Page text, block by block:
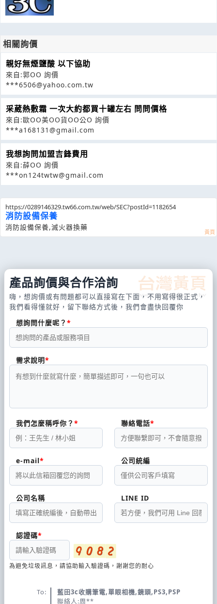
相關詢價
親好無煙鹽酸 以下協助
來自:郭OO 詢價
***6506@yahoo.com.tw
采葳熱敷霜 一次大約都買十罐左右 問問價格
來自:歐OO美OO貨OO公O 詢價
***a168131@gmail.com
我想詢問加盟吉鋒費用
來自:薛OO 詢價
***on124twtw@gmail.com
https://0289146329.tw66.com.tw/web/SEC?postId=1182654
消防設備保養
消防設備保養,滅火器換藥
產品詢價與合作洽詢
嗨，想詢價或有問題都可以直接寫在下面，不用寫得很正式，
我們看得懂就好，留下聯絡方式後，我們會盡快回覆你
想詢問什麼呢？
需求說明
我們怎麼稱呼你？ 聯絡電話
e-mail 公司統編
公司名稱 LINE ID
認證碼
為避免垃圾訊息，請協助輸入驗證碼，謝謝您的耐心
To:
藍田3c收購筆電,單眼相機,鏡頭,PS3,PSP
聯絡人:周**